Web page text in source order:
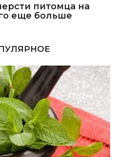
питомца на
еще больше